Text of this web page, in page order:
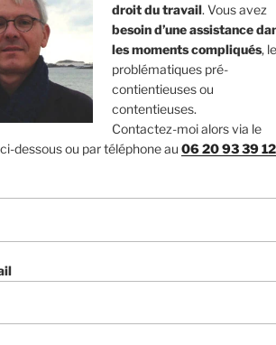
droit du travail. Vous avez
besoin d’une assistance
les moments compliqués,
problématiques pré-
contientieuses ou
contentieuses.
Contactez-moi alors via le
dessous ou par téléphone au 06 20 93 39 12